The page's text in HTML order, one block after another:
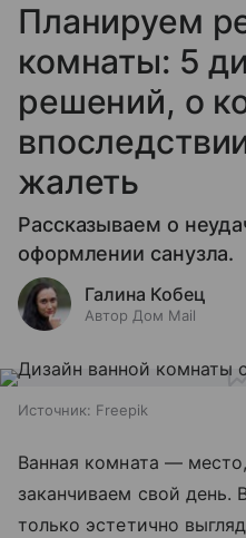
Планируем
комнаты: 5
решений, о
жалеть
Рассказываем о
оформлении санузла.
Галина Кобец
Автор Дом Mail
Источник: Freepik
Ванная комната —
заканчиваем свой день.
только эстетично